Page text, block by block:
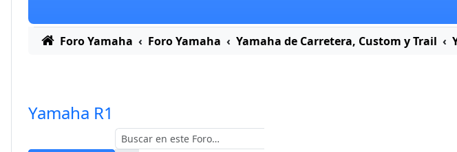
Foro Yamaha Foro Yamaha Yamaha de Carretera, Custom y Trail
Yamaha R1